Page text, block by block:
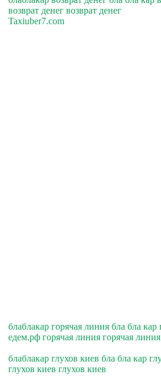
возврат денег возврат денег
Taxiuber7.com
блаблакар горячая линия бла бла кар
едем.рф горячая линия горячая линия
блаблакар глухов киев бла бла кар
глухов киев глухов киев